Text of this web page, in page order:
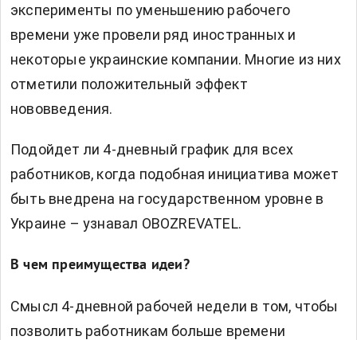
эксперименты по уменьшению рабочего
времени уже провели ряд иностранных и
некоторые украинские компании. Многие из них
отметили положительный эффект
нововведения.
Подойдет ли 4-дневный график для всех
работников, когда подобная инициатива может
быть внедрена на государственном уровне в
Украине – узнавал OBOZREVATEL.
В чем преимущества идеи?
Смысл 4-дневной рабочей недели в том, чтобы
позволить работникам больше времени